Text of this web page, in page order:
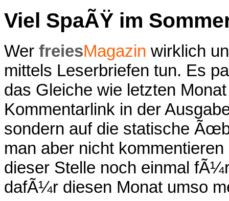
Viel SpaÃŸ im
Wer freiesMagazin wirklich
mittels Leserbriefen tun. Es
das Gleiche wie letzten
Kommentarlink in der
sondern auf die statische
man aber nicht
dieser Stelle noch einmal
dafÃ¼r diesen Monat umso